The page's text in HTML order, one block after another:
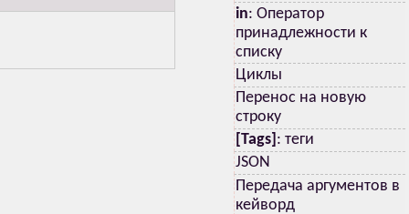
in: Оператор
принадлежности к
списку
Циклы
Перенос на новую
строку
[Tags] : теги
JSON
Передача аргументов в
кейворд